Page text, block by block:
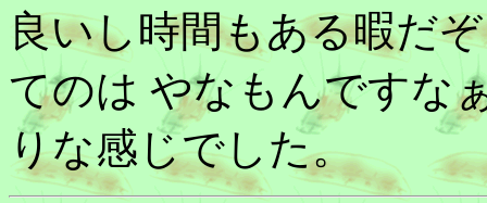
良いし時間もある暇だ
てのは やなもんですな
りな感じでした。